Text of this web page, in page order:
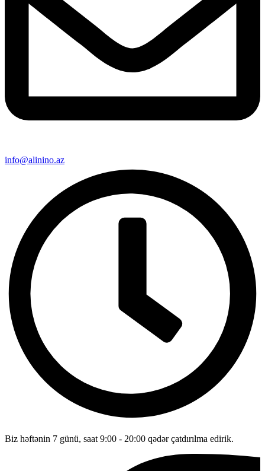
info@alinino.az
Biz həftənin 7 günü, saat 9:00 - 20:00 qədər çatdırılma edirik.